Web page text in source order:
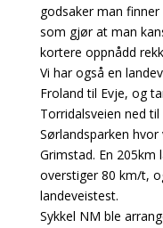
godsaker man
som gjør at man
kortere oppnådd
Vi har også en
Froland til Evje, og
Torridalsveien ned
Sørlandsparken
Grimstad. En 205km
overstiger 80 km/t,
landeveistest.
Sykkel NM ble